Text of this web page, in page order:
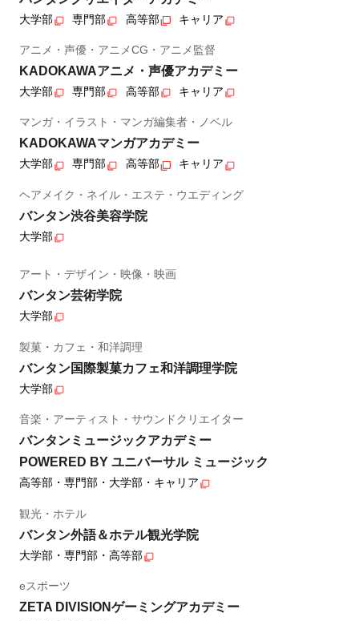
大学部 専門部 高等部 キャリア
アニメ・声優・アニメCG・アニメ監督
KADOKAWAアニメ・声優アカデミー
大学部 専門部 高等部 キャリア
マンガ・イラスト・マンガ編集者・ノベル
KADOKAWAマンガアカデミー
大学部 専門部 高等部 キャリア
ヘアメイク・ネイル・エステ・ウエディング
バンタン渋谷美容学院
大学部
アート・デザイン・映像・映画
バンタン芸術学院
大学部
製菓・カフェ・和洋調理
バンタン国際製菓カフェ和洋調理学院
大学部
音楽・アーティスト・サウンドクリエイター
バンタンミュージックアカデミー
POWERED BY ユニバーサル ミュージック
高等部・専門部・大学部・キャリア
観光・ホテル
バンタン外語＆ホテル観光学院
大学部・専門部・高等部
eスポーツ
ZETA DIVISIONゲーミングアカデミー